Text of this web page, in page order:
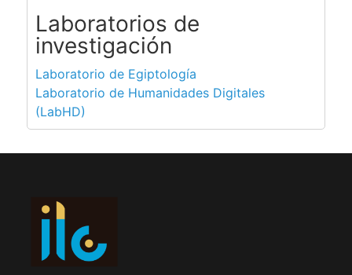
Laboratorios de
investigación
Laboratorio de Egiptología
Laboratorio de Humanidades Digitales
(LabHD)